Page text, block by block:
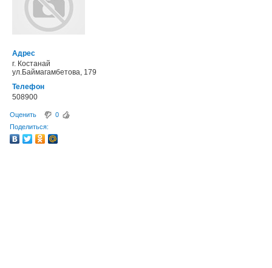
Адрес
г. Костанай
ул.Баймагамбетова, 179
Телефон
508900
Оценить
0
Поделиться: